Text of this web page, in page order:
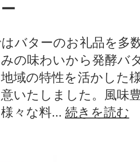
バターのお礼品を多
の味わいから発酵バ
域の特性を活かした
いたしました。風味
々な料... 続きを読む